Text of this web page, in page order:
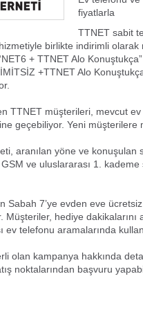
fiyatlarla
TTNET sabit
birlikte indirimli
+ TTNET Alo
+TTNET Alo
TTNET müşterileri, mevcut
geçebiliyor. Yeni müşterilere
aranılan yöne ve konuşulan
ve uluslararası 1.
Sabah 7’ye evden eve
Müşteriler, hediye
ev telefonu aramalarında
olan kampanya hakkında
noktalarından başvuru